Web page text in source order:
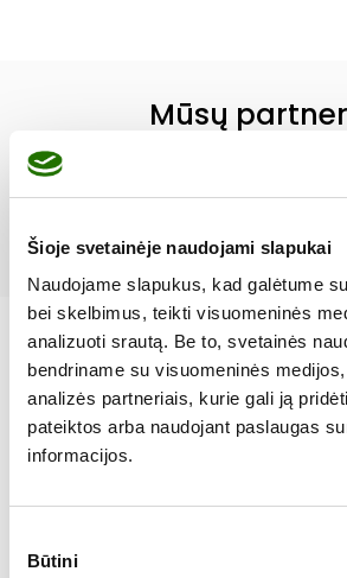
Šioje svetainėje naudojami slapukai
Naudojame slapukus, kad galėtume
bei skelbimus, teikti visuomeninės
analizuoti srautą. Be to, svetainės
bendriname su visuomeninės
analizės partneriais, kurie gali ją
pateiktos arba naudojant paslaugas
informacijos.
pasirinkimas
Būtini
Mūsų